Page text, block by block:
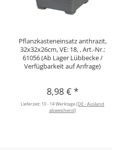
Pflanzkasteneinsatz anthrazit,
32x32x26cm, VE: 18, , Art.-Nr.:
61056 (Ab Lager Lübbecke /
Verfügbarkeit auf Anfrage)
8,98 € *
Lieferzeit: 10 - 14 Werktage(DE - Ausland
abweichend)